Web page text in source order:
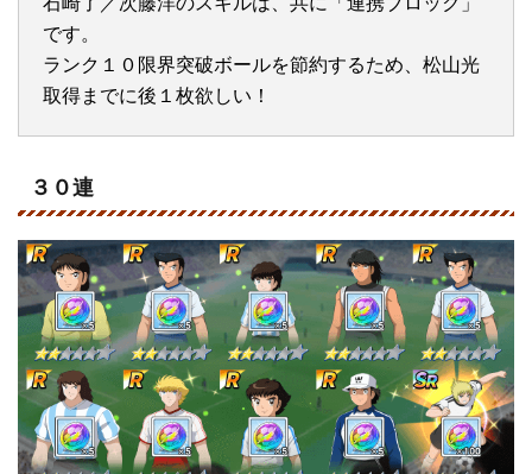
です。
ランク１０限界突破ボールを節約するため、松山光
取得までに後１枚欲しい！
３０連